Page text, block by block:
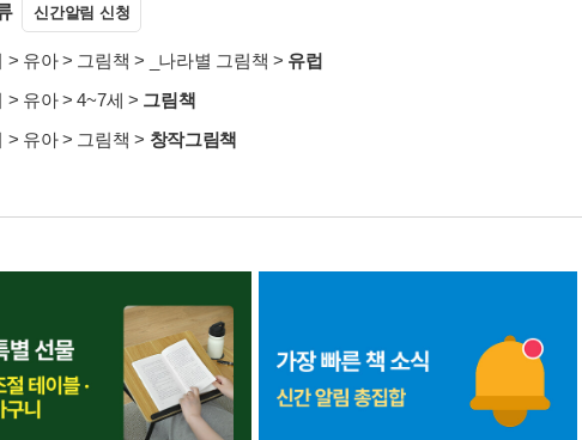
신간알림 신청
> 유아> 그림책 > _나라별 그림책 > 유럽
> 유아>4~7세 > 그림책
> 유아> 그림책 > 창작그림책